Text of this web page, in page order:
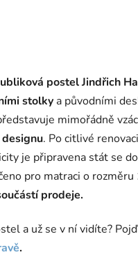
postel Jindřich
stolky a původními
mimořádně
. Po citlivé
je připravena stát se
pro matraci o rozměru
prodeje.
a už se v ní vidíte?
.